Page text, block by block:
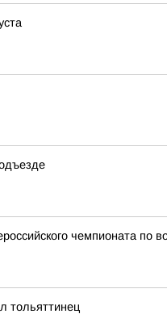
чемпионата по
тольяттинец